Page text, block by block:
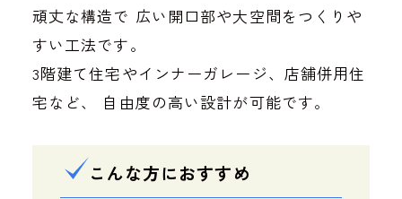
頑丈な構造で 広い開口部や大空間をつくりや
すい工法です。
3階建て住宅やインナーガレージ、店舗併用住
宅など、
自由度の高い設計が可能です。
こんな方におすすめ